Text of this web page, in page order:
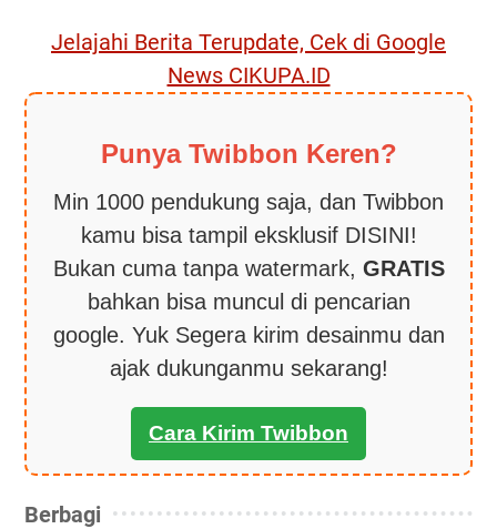
Jelajahi Berita Terupdate, Cek di Google
News CIKUPA.ID
Punya Twibbon Keren?
Min 1000 pendukung saja, dan Twibbon
kamu bisa tampil eksklusif DISINI!
Bukan cuma tanpa watermark, GRATIS
bahkan bisa muncul di pencarian
google. Yuk Segera kirim desainmu dan
ajak dukunganmu sekarang!
Cara Kirim Twibbon
Berbagi